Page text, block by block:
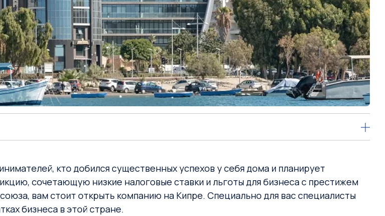
кто добился существенных успехов у себя дома и планирует
сочетающую низкие налоговые ставки и льготы для бизнеса с престижем
вам стоит открыть компанию на Кипре. Специально для вас специалисты
бизнеса в этой стране.